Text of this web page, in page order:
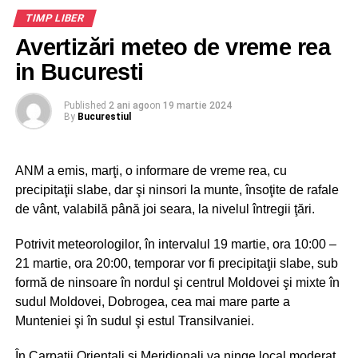
Conferinta speciala dedicata Nadejei Stirbey –
Jurnal de Printesa!
cât reprezintă exact logo-ul stațiunii Mamaia. Identitar,
plină de culoare, eleganță și jucăușă, Mamaia are nevoie
de strălucirea de altădată. Ne dorim ca eforturile noastre
să pună destinația noastră pe harta turismului
internațional și a celor mai iubite stațiuni turistice din
Europa”, a declarat George Măndilă, Președintele
Ziua de 21 mai 2024 a fost dedicată la București
managementului și marketingului de destinație.
Conferința Destinații Vizionare a reprezentat inspirație de
la liderii destinațiilor de succes din România și învățarea
marketingului de destinație.
Seara la Ateneul Român a avut loc premierea celor mai
TIMP LIBER
Avertizări meteo de vreme rea
in Bucuresti
Published 2 ani agoon 19 martie 2024
By Bucurestiul
ANM a emis, marţi, o informare de vreme rea, cu
precipitaţii slabe, dar şi ninsori la munte, însoţite de rafale
de vânt, valabilă până joi seara, la nivelul întregii ţări.
Potrivit meteorologilor, în intervalul 19 martie, ora 10:00 –
21 martie, ora 20:00, temporar vor fi precipitaţii slabe, sub
formă de ninsoare în nordul şi centrul Moldovei şi mixte în
sudul Moldovei, Dobrogea, cea mai mare parte a
Munteniei şi în sudul şi estul Transilvaniei.